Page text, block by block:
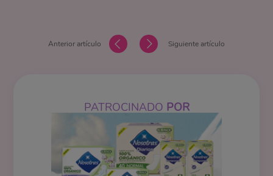
Anterior artículo Siguiente artículo
PATROCINADO POR